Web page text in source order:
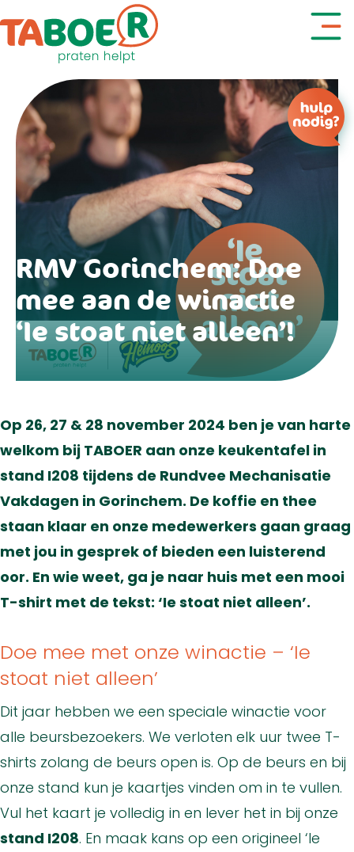
RMV Gorinchem: Doe
mee aan de winactie
‘Ie stoat niet alleen’!
Op 26, 27 & 28 november 2024 ben je van harte
welkom bij TABOER aan onze keukentafel in
stand I208 tijdens de Rundvee Mechanisatie
Vakdagen in Gorinchem. De koffie en thee
staan klaar en onze medewerkers gaan graag
met jou in gesprek of bieden een luisterend
oor. En wie weet, ga je naar huis met een mooi
T-shirt met de tekst: ‘Ie stoat niet alleen’.
Doe mee met onze winactie – ‘Ie
stoat niet alleen’
Dit jaar hebben we een speciale winactie voor
alle beursbezoekers. We verloten elk uur twee T-
shirts zolang de beurs open is. Op de beurs en bij
onze stand kun je kaartjes vinden om in te vullen.
Vul het kaart je volledig in en lever het in bij onze
stand I208. En maak kans op een origineel ‘Ie